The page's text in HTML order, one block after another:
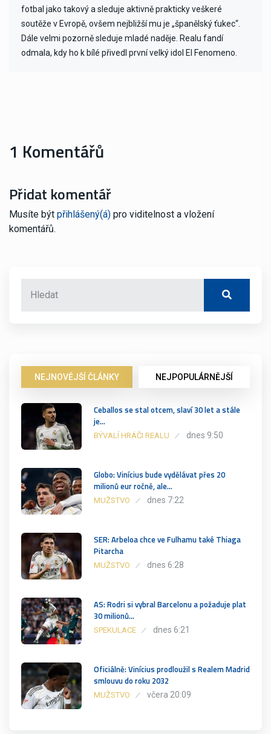
fotbal jako takový a sleduje aktivně prakticky veškeré
soutěže v Evropě, ovšem nejbližší mu je „španělský ťukec“.
Dále velmi pozorně sleduje mladé naděje. Realu fandí
odmala, kdy ho k bílé přivedl první velký idol El Fenomeno.
1 Komentářů
Přidat komentář
Musíte být přihlášený(á) pro viditelnost a vložení
komentářů.
NEJNOVĚJŠÍ ČLÁNKY NEJPOPULÁRNĚJŠÍ
Ceballos se stal otcem, slaví 30 let a stále
je…
BÝVALÍ HRÁČI REALU dnes 9:50
Globo: Vinícius bude vydělávat přes 20
milionů eur ročně, ale…
MUŽSTVO dnes 7:22
SER: Arbeloa chce ve Fulhamu také Thiaga
Pitarcha
MUŽSTVO dnes 6:28
AS: Rodri si vybral Barcelonu a požaduje plat
30 milionů…
SPEKULACE dnes 6:21
Oficiálně: Vinícius prodloužil s Realem Madrid
smlouvu do roku 2032
MUŽSTVO včera 20:09